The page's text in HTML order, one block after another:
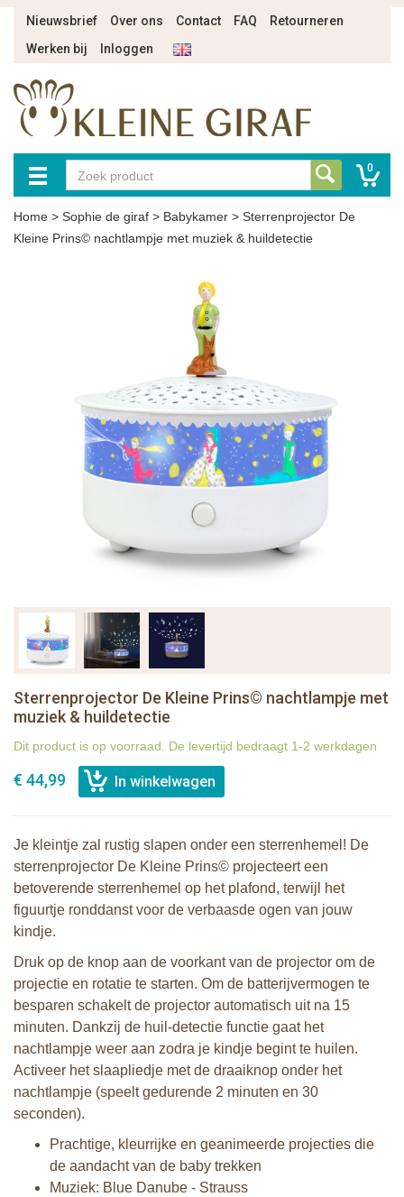
Nieuwsbrief Over ons Contact FAQ
Retourneren
Werken bij
Inloggen
0
Home > Sophie de giraf > Babykamer > Sterrenprojector De
Kleine Prins© nachtlampje met muziek & huildetectie
Sterrenprojector De Kleine Prins© nachtlampje met
muziek & huildetectie
Dit product is op voorraad. De levertijd bedraagt 1-2 werkdagen
€ 44,99
Je kleintje zal rustig slapen onder een sterrenhemel! De
sterrenprojector De Kleine Prins© projecteert een
betoverende sterrenhemel op het plafond, terwijl het
figuurtje ronddanst voor de verbaasde ogen van jouw
kindje.
Druk op de knop aan de voorkant van de projector om de
projectie en rotatie te starten. Om de batterijvermogen te
besparen schakelt de projector automatisch uit na 15
minuten. Dankzij de huil-detectie functie gaat het
nachtlampje weer aan zodra je kindje begint te huilen.
Activeer het slaapliedje met de draaiknop onder het
nachtlampje (speelt gedurende 2 minuten en 30
seconden).
Prachtige, kleurrijke en geanimeerde projecties die
de aandacht van de baby trekken
Muziek: Blue Danube - Strauss